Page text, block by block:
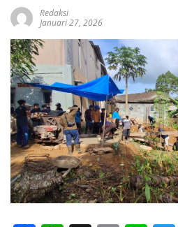
Redaksi
Januari 27, 2026